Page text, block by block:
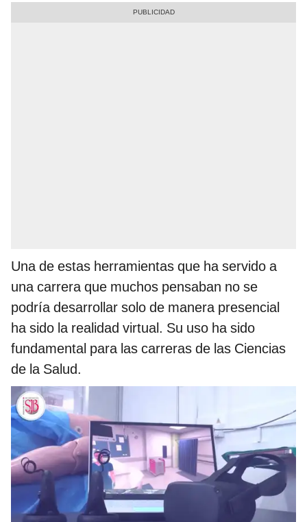
Una de estas herramientas que ha servido a
una carrera que muchos pensaban no se
podría desarrollar solo de manera presencial
ha sido la realidad virtual. Su uso ha sido
fundamental para las carreras de las Ciencias
de la Salud.